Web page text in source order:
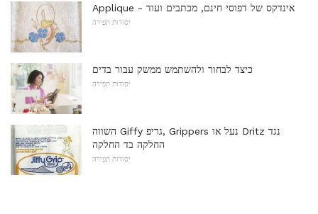
Applique - אינדקס של דפוסי חינם, מכתבים ועוד
יסודות תפירה
כיצד לבחור ולהשתמש ממשק עבור בדים
יסודות תפירה
השווה Giffy גריפ, Grippers נעל או Dritz נגד
החלקה בד החלקה
יסודות תפירה